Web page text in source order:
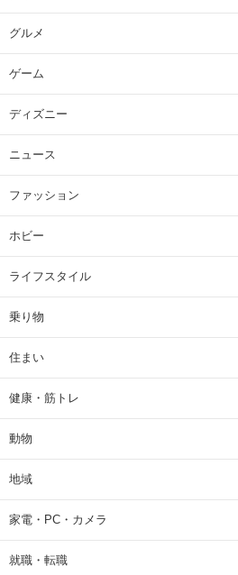
グルメ
ゲーム
ディズニー
ニュース
ファッション
ホビー
ライフスタイル
乗り物
住まい
健康・筋トレ
動物
地域
家電・PC・カメラ
就職・転職